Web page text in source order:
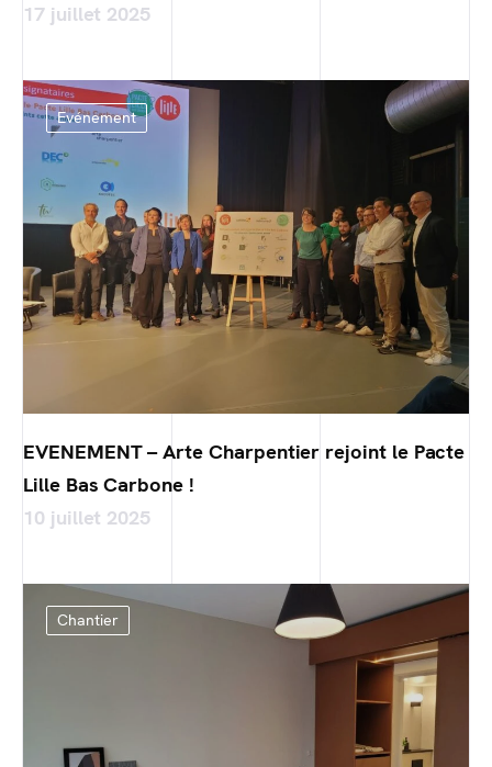
17 juillet 2025
Evénement
EVENEMENT – Arte Charpentier rejoint le Pacte
Lille Bas Carbone !
10 juillet 2025
Chantier